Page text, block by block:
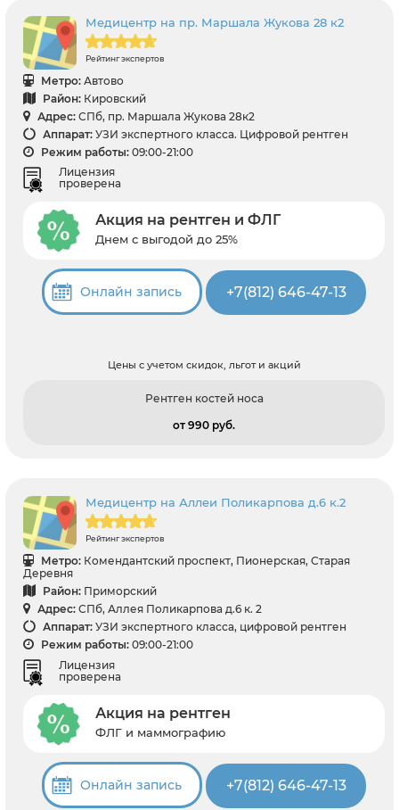
Медицентр на пр. Маршала Жукова 28 к2
Рейтинг экспертов
Метро: Автово
Район: Кировский
Адрес: СПб, пр. Маршала Жукова 28к2
Аппарат: УЗИ экспертного класса. Цифровой рентген
Режим работы: 09:00-21:00
Лицензия
проверена
Акция на рентген и ФЛГ
Днем с выгодой до 25%
Онлайн запись +7(812) 646-47-13
Цены с учетом скидок, льгот и акций
Рентген костей носа
от 990 pуб.
Медицентр на Аллеи Поликарпова д.6 к.2
Рейтинг экспертов
Метро: Комендантский проспект, Пионерская, Старая
Деревня
Район: Приморский
Адрес: СПб, Аллея Поликарпова д.6 к. 2
Аппарат: УЗИ экспертного класса, цифровой рентген
Режим работы: 09:00-21:00
Лицензия
проверена
Акция на рентген
ФЛГ и маммографию
Онлайн запись +7(812) 646-47-13